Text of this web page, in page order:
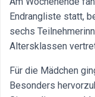
Endrangliste statt,
sechs
Altersklassen
Für die Mädchen
Besonders